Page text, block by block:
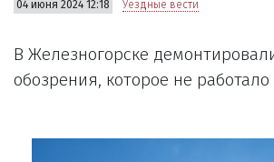
04 июня 2024 12:18 Уездные вести
В Железногорске
обозрения, которое не